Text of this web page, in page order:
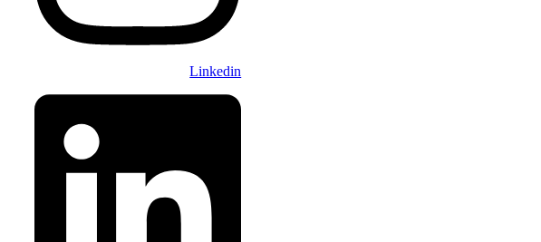
Linkedin